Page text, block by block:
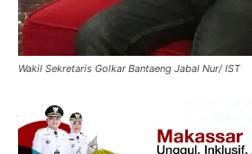
Wakil Sekretaris Golkar Bantaeng Jabal Nur/ IST